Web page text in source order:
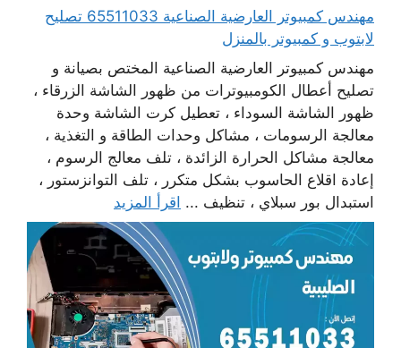
مهندس كمبيوتر العارضية الصناعية 65511033 تصليح
لابتوب و كمبيوتر بالمنزل
مهندس كمبيوتر العارضية الصناعية المختص بصيانة و
تصليح أعطال الكومبيوترات من ظهور الشاشة الزرقاء ،
ظهور الشاشة السوداء ، تعطيل كرت الشاشة وحدة
معالجة الرسومات ، مشاكل وحدات الطاقة و التغذية ،
معالجة مشاكل الحرارة الزائدة ، تلف معالج الرسوم ،
إعادة اقلاع الحاسوب بشكل متكرر ، تلف التوانزستور ،
استبدال بور سبلاي ، تنظيف ... اقرأ المزيد